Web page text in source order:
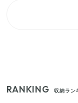
RANKING 収納ラン